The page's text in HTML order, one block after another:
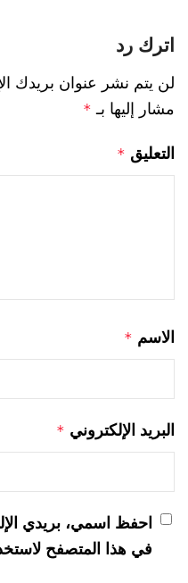
اترك رد
لن يتم نشر عنوان بريدك
مشار إليها بـ *
التعليق *
الاسم *
البريد الإلكتروني *
احفظ اسمي، بريدي
في هذا المتصفح